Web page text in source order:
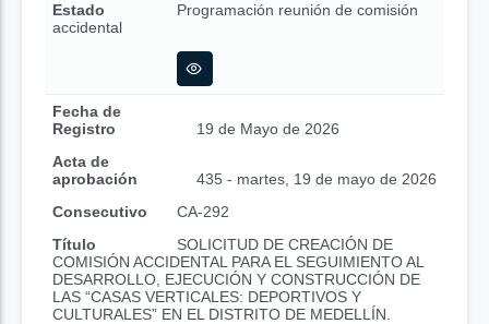
Estado
Programación reunión de comisión
accidental
Fecha de
Registro
19 de Mayo de 2026
Acta de
aprobación
435 - martes, 19 de mayo de 2026
Consecutivo
CA-292
Título
SOLICITUD DE CREACIÓN DE
COMISIÓN ACCIDENTAL PARA EL SEGUIMIENTO AL
DESARROLLO, EJECUCIÓN Y CONSTRUCCIÓN DE
LAS “CASAS VERTICALES: DEPORTIVOS Y
CULTURALES” EN EL DISTRITO DE MEDELLÍN.